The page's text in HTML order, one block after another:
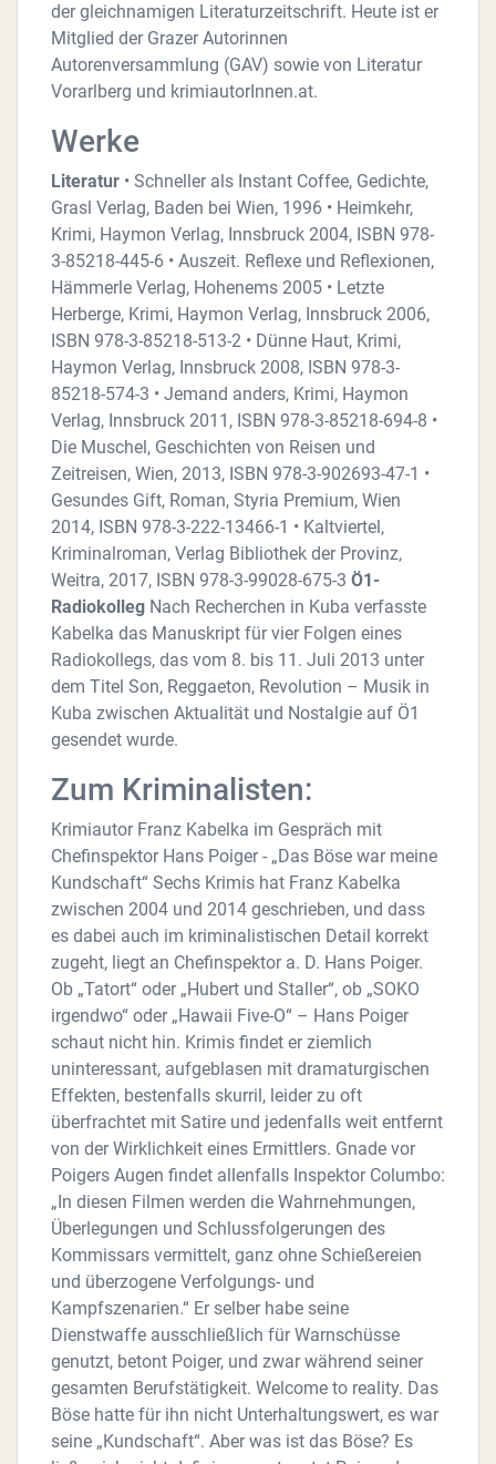
der gleichnamigen Literaturzeitschrift. Heute ist er
Mitglied der Grazer Autorinnen
Autorenversammlung (GAV) sowie von Literatur
Vorarlberg und krimiautorInnen.at.
Werke
Literatur • Schneller als Instant Coffee, Gedichte,
Grasl Verlag, Baden bei Wien, 1996 • Heimkehr,
Krimi, Haymon Verlag, Innsbruck 2004, ISBN 978-
3-85218-445-6 • Auszeit. Reflexe und Reflexionen,
Hämmerle Verlag, Hohenems 2005 • Letzte
Herberge, Krimi, Haymon Verlag, Innsbruck 2006,
ISBN 978-3-85218-513-2 • Dünne Haut, Krimi,
Haymon Verlag, Innsbruck 2008, ISBN 978-3-
85218-574-3 • Jemand anders, Krimi, Haymon
Verlag, Innsbruck 2011, ISBN 978-3-85218-694-8 •
Die Muschel, Geschichten von Reisen und
Zeitreisen, Wien, 2013, ISBN 978-3-902693-47-1 •
Gesundes Gift, Roman, Styria Premium, Wien
2014, ISBN 978-3-222-13466-1 • Kaltviertel,
Kriminalroman, Verlag Bibliothek der Provinz,
Weitra, 2017, ISBN 978-3-99028-675-3 Ö1-
Radiokolleg Nach Recherchen in Kuba verfasste
Kabelka das Manuskript für vier Folgen eines
Radiokollegs, das vom 8. bis 11. Juli 2013 unter
dem Titel Son, Reggaeton, Revolution – Musik in
Kuba zwischen Aktualität und Nostalgie auf Ö1
gesendet wurde.
Zum Kriminalisten:
Krimiautor Franz Kabelka im Gespräch mit
Chefinspektor Hans Poiger - „Das Böse war meine
Kundschaft“ Sechs Krimis hat Franz Kabelka
zwischen 2004 und 2014 geschrieben, und dass
es dabei auch im kriminalistischen Detail korrekt
zugeht, liegt an Chefinspektor a. D. Hans Poiger.
Ob „Tatort“ oder „Hubert und Staller“, ob „SOKO
irgendwo“ oder „Hawaii Five-O“ – Hans Poiger
schaut nicht hin. Krimis findet er ziemlich
uninteressant, aufgeblasen mit dramaturgischen
Effekten, bestenfalls skurril, leider zu oft
überfrachtet mit Satire und jedenfalls weit entfernt
von der Wirklichkeit eines Ermittlers. Gnade vor
Poigers Augen findet allenfalls Inspektor Columbo:
„In diesen Filmen werden die Wahrnehmungen,
Überlegungen und Schlussfolgerungen des
Kommissars vermittelt, ganz ohne Schießereien
und überzogene Verfolgungs- und
Kampfszenarien.“ Er selber habe seine
Dienstwaffe ausschließlich für Warnschüsse
genutzt, betont Poiger, und zwar während seiner
gesamten Berufstätigkeit. Welcome to reality. Das
Böse hatte für ihn nicht Unterhaltungswert, es war
seine „Kundschaft“. Aber was ist das Böse? Es